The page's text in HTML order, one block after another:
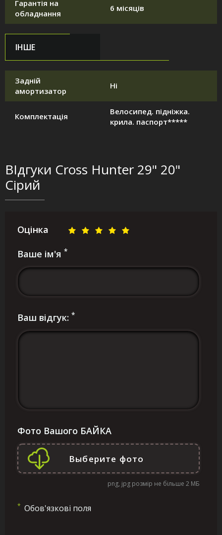
Гарантія на
обладнання
6 місяців
ІНШЕ
Задній
амортизатор
Ні
Комплектація
Велосипед. підніжка.
крила. паспорт*****
ВІдгуки Cross Hunter 29" 20"
Сірий
Оцінка
Ваше ім'я *
Ваш відгук: *
Фото Вашого БАЙКА
png, jpg розмір не більше 2 МБ
* Обов'язкові поля